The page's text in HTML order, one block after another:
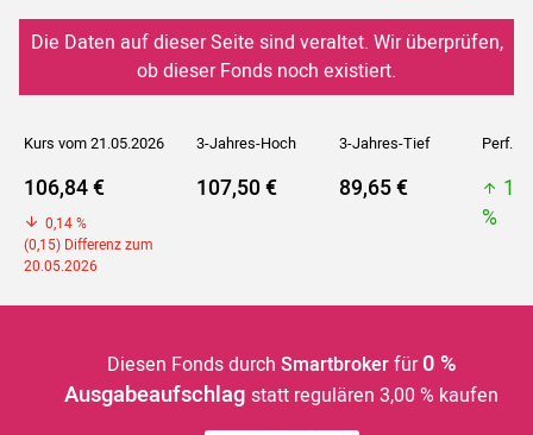
Die Daten auf dieser Seite sind veraltet. Wir überprüfen,
ob dieser Fonds noch existiert.
Kurs vom 21.05.2026 3-Jahres-Hoch 3-Jahres-Tief Perf. 5J
106,84 €
0,14 %
(0,15) Differenz zum
20.05.2026
107,50 € 89,65 €
%
Diesen Fonds durch Smartbrokerfür 0 %
Ausgabeaufschlagstatt regulären 3,00 % kaufen